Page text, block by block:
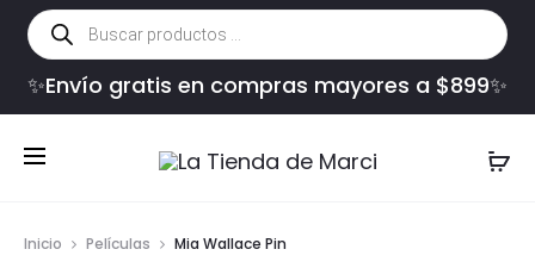
Búsqueda
de
productos
✨Envío gratis en compras mayores a $899✨
Inicio Películas Mia Wallace Pin